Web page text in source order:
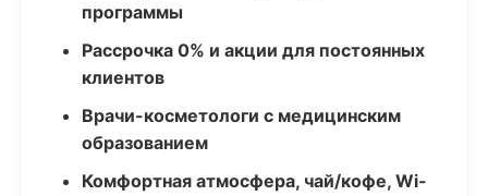
программы
Рассрочка 0% и акции для постоянных
клиентов
Врачи-косметологи с медицинским
образованием
Комфортная атмосфера, чай/кофе, Wi-